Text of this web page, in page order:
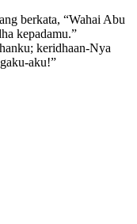
berkata, “Wahai Abu
kepadamu.”
keridhaan-Nya
aku!”